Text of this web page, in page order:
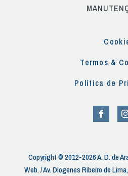
Termos &
Política de
Copyright © 2012-2026 A. D. de
Web. / Av. Diogenes Ribeiro de